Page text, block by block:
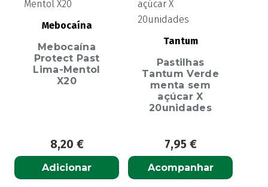
Mebocaína
Mebocaína
Protect Past
Lima-Mentol
X20
8,20 €
Adicionar
Tantum
Pastilhas
Tantum Verde
menta sem
açúcar X
20unidades
7,95 €
Acompanhar